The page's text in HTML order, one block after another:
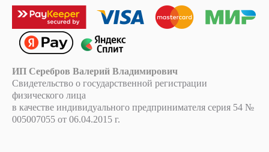
ИП Серебров Валерий Владимирович
Свидетельство о государственной регистрации
физического лица
в качестве индивидуального предпринимателя серия 54 №
005007055 от 06.04.2015 г.